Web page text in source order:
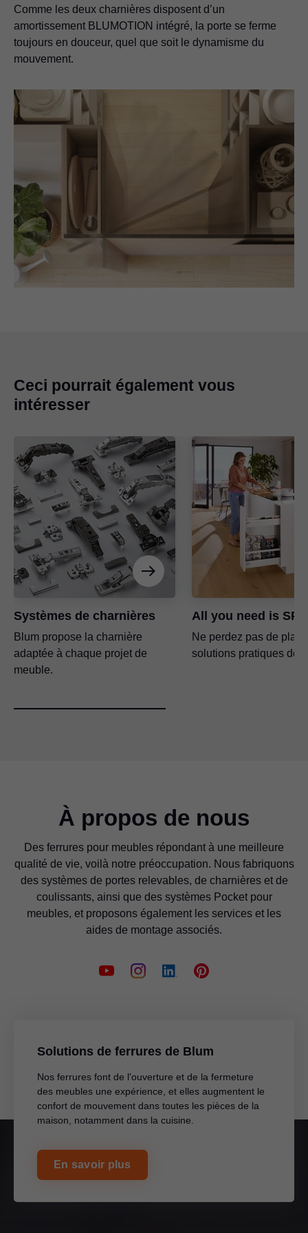
Comme les deux charnières disposent d’un
amortissement BLUMOTION intégré, la porte se ferme
toujours en douceur, quel que soit le dynamisme du
mouvement.
Ceci pourrait également vous
intéresser
Systèmes de charnières
Blum propose la charnière
adaptée à chaque projet de
meuble.
All you need is
Ne perdez pas de
solutions pratiques de
À propos de nous
Des ferrures pour meubles répondant à une meilleure
qualité de vie, voilà notre préoccupation. Nous fabriquons
des systèmes de portes relevables, de charnières et de
coulissants, ainsi que des systèmes Pocket pour
meubles, et proposons également les services et les
aides de montage associés.
Solutions de ferrures de Blum
Nos ferrures font de l'ouverture et de la fermeture
des meubles une expérience, et elles augmentent le
confort de mouvement dans toutes les pièces de la
maison, notamment dans la cuisine.
En savoir plus